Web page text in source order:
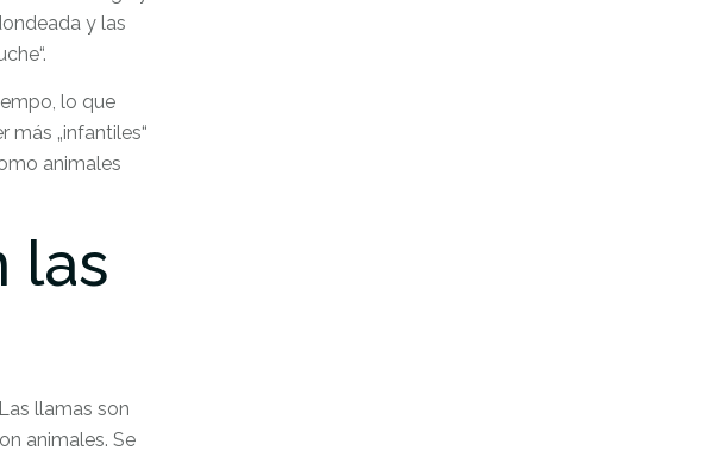
y las
lo que
más „infantiles“
animales
las
llamas son
animales. Se